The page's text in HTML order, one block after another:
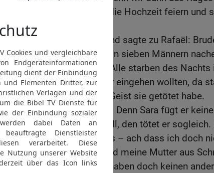
zurückkehren, werden wir die Hochzeit feiern und
dein Haus führen.
14 Da antwortete Tobias und sagte zu Rafaël:
habe gehört, dass sie schon sieben Männern
Frau gegeben worden ist. Alle starben des Nachts
Brautgemach; als sie zu ihr eingehen wollten, da
Man sagt, dass ein böser Geist sie getötet habe.
15
Darum fürchte ich mich. Denn Sara fügt er
aber wer sich ihr nähern will, den tötet er sogleich.
einzige Kind meines Vaters – ach dass ich doch
muss und meinen Vater und meine Mutter aus
mich ins Grab bringe! Sie haben doch keinen